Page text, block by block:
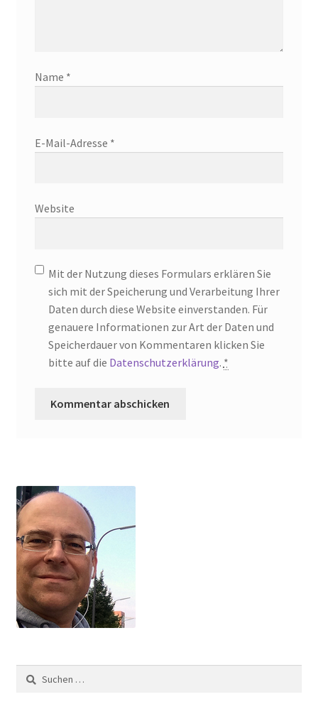
Name *
E-Mail-Adresse *
Website
Mit der Nutzung dieses Formulars erklären Sie
sich mit der Speicherung und Verarbeitung Ihrer
Daten durch diese Website einverstanden. Für
genauere Informationen zur Art der Daten und
Speicherdauer von Kommentaren klicken Sie
bitte auf die Datenschutzerklärung. *
Suchen
nach: